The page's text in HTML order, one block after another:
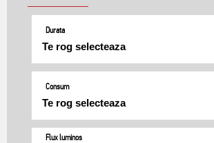
Durata
Consum
Flux luminos